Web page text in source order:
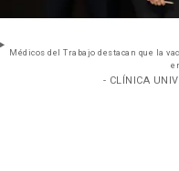
Médicos del Trabajo destacan que la
- CLÍNICA